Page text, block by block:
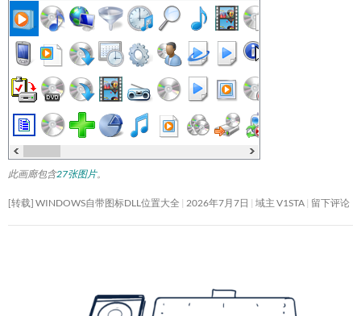
此画廊包含27张图片。
[转载] WINDOWS自带图标DLL位置大全 2026年7月7日 域主 V1STA 留下评论